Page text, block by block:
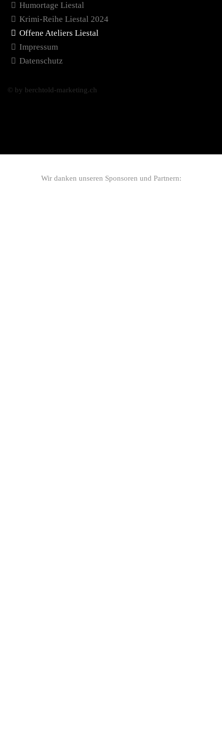
Humortage Liestal
Krimi-Reihe Liestal 2024
Offene Ateliers Liestal
Impressum
Datenschutz
© by berchtold-marketing.ch
Wir danken unseren Sponsoren und Partnern: